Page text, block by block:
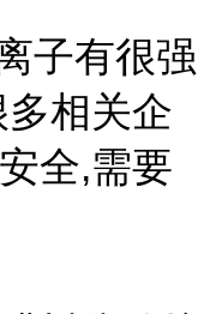
子有很强
相关企
全,需要